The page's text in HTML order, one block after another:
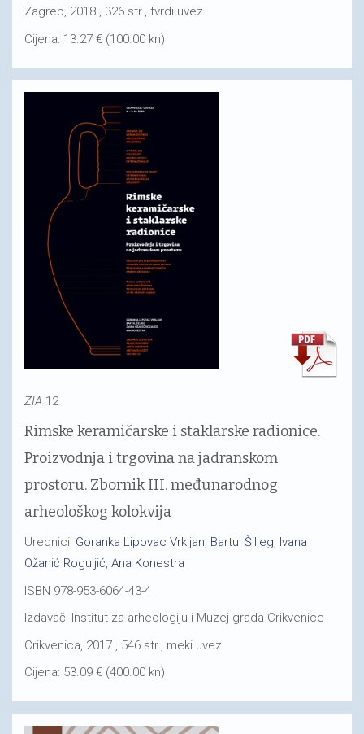
Zagreb, 2018., 326 str., tvrdi uvez
Cijena: 13.27 € (100.00 kn)
ZIA 12
Rimske keramičarske i staklarske radionice.
Proizvodnja i trgovina na jadranskom
prostoru. Zbornik III. međunarodnog
arheološkog kolokvija
Urednici: Goranka Lipovac Vrkljan, Bartul Šiljeg, Ivana
Ožanić Roguljić, Ana Konestra
ISBN 978-953-6064-43-4
Izdavač: Institut za arheologiju i Muzej grada Crikvenice
Crikvenica, 2017., 546 str., meki uvez
Cijena: 53.09 € (400.00 kn)